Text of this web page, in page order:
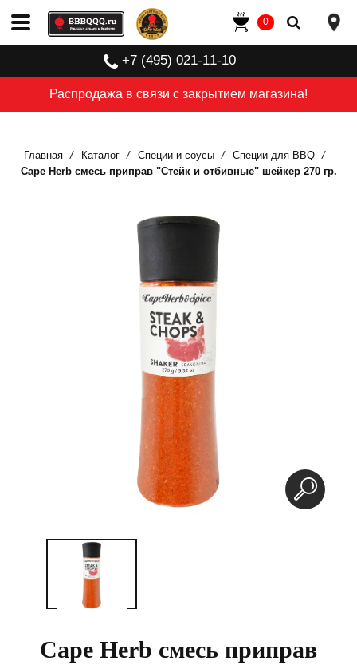
Распродажа в связи с закрытием магазина!
+7 (495) 021-11-10
0
Главная Каталог Специи и соусы
Специи для BBQ
Cape Herb смесь приправ "Стейк и отбивные" шейкер 270 гр.
Cape Herb смесь приправ